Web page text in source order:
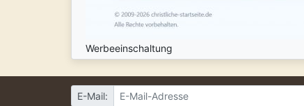
Werbeeinschaltung
E-Mail: